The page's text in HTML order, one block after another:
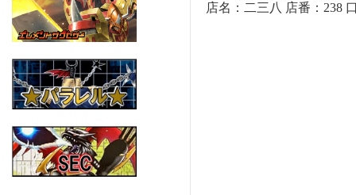
店名：二三八 店番：238